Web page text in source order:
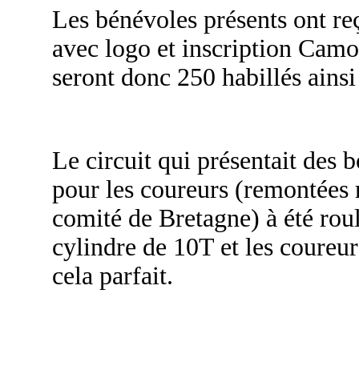
Les bénévoles présents ont
avec logo et inscription
seront donc 250 habillés
Le circuit qui présentait des
pour les coureurs (remontées
comité de Bretagne) à été
cylindre de 10T et les
cela parfait.